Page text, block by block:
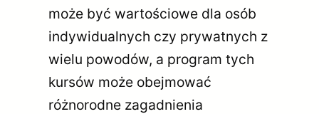
może być wartościowe dla osób
indywidualnych czy prywatnych z
wielu powodów, a program tych
kursów może obejmować
różnorodne zagadnienia